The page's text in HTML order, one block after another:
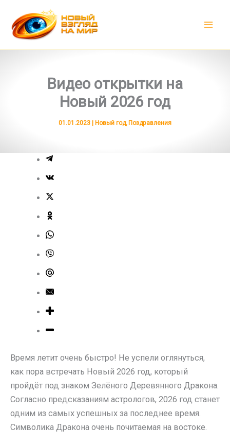
содержимому
Видео открытки на
Новый 2026 год
01.01.2023 | Новый год, Поздравления
Время летит очень быстро! Не успели оглянуться,
как пора встречать Новый 2026 год, который
пройдёт под знаком Зелёного Деревянного Дракона.
Согласно предсказаниям астрологов, 2026 год станет
одним из самых успешных за последнее время.
Символика Дракона очень почитаемая на востоке.